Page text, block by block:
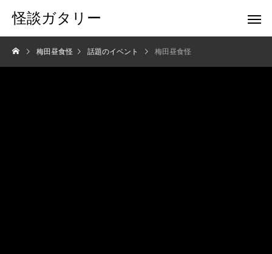
怪談ガタリー
梅田昼食怪 話題のイベント 梅田昼食怪